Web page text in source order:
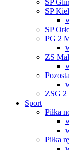
SP
SP
PG 2
ZS
ZSG 2
Sport
Piłka
Piłka